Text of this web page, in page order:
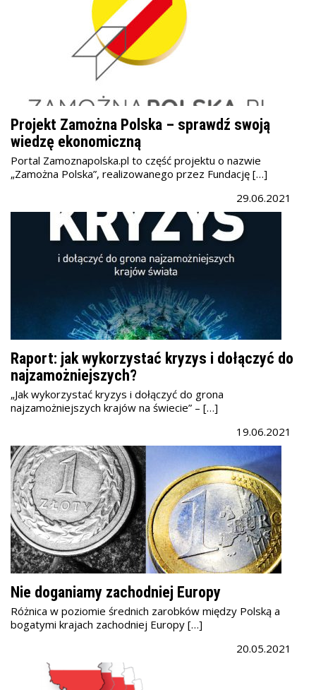
Projekt Zamożna Polska – sprawdź swoją
wiedzę ekonomiczną
Portal Zamoznapolska.pl to część projektu o nazwie
„Zamożna Polska”, realizowanego przez Fundację […]
29.06.2021
Raport: jak wykorzystać kryzys i dołączyć do
najzamożniejszych?
„Jak wykorzystać kryzys i dołączyć do grona
najzamożniejszych krajów na świecie” – […]
19.06.2021
Nie doganiamy zachodniej Europy
Różnica w poziomie średnich zarobków między Polską a
bogatymi krajach zachodniej Europy […]
20.05.2021